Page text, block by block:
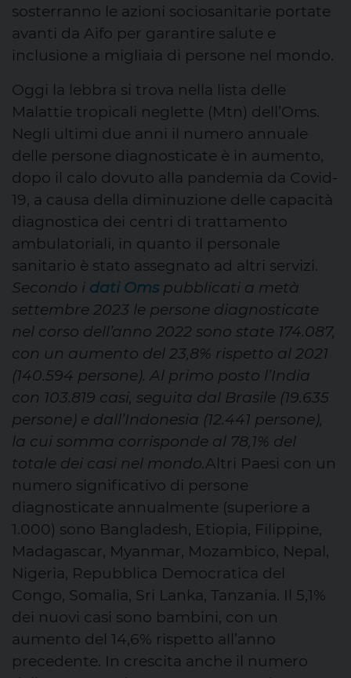
sosterranno le azioni sociosanitarie portate
avanti da Aifo per garantire salute e
inclusione a migliaia di persone nel mondo.
Oggi la lebbra si trova nella lista delle
Malattie tropicali neglette (Mtn) dell’Oms.
Negli ultimi due anni il numero annuale
delle persone diagnosticate è in aumento,
dopo il calo dovuto alla pandemia da Covid-
19, a causa della diminuzione delle capacità
diagnostica dei centri di trattamento
ambulatoriali, in quanto il personale
sanitario è stato assegnato ad altri servizi.
Secondo i dati Oms pubblicati a metà
settembre 2023 le persone diagnosticate
nel corso dell’anno 2022 sono state 174.087,
con un aumento del 23,8% rispetto al 2021
(140.594 persone). Al primo posto l’India
con 103.819 casi, seguita dal Brasile (19.635
persone) e dall’Indonesia (12.441 persone),
la cui somma corrisponde al 78,1% del
totale dei casi nel mondo.Altri Paesi con un
numero significativo di persone
diagnosticate annualmente (superiore a
1.000) sono Bangladesh, Etiopia, Filippine,
Madagascar, Myanmar, Mozambico, Nepal,
Nigeria, Repubblica Democratica del
Congo, Somalia, Sri Lanka, Tanzania. Il 5,1%
dei nuovi casi sono bambini, con un
aumento del 14,6% rispetto all’anno
precedente. In crescita anche il numero